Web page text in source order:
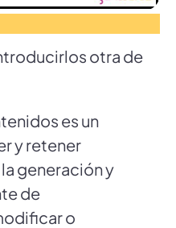
otra de
es un
y retener
generación y
de
o